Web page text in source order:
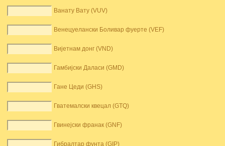
Ванату Вату (VUV)
Венецуелански Боливар фуерте (VEF)
Вијетнам донг (VND)
Гамбијски Даласи (GMD)
Гане Цеди (GHS)
Гватемалски квецал (GTQ)
Гвинејски франак (GNF)
Гибралтар фунта (GIP)